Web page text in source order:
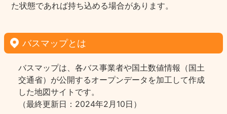
た状態であれば持ち込める場合があります。
バスマップとは
バスマップは、各バス事業者や国土数値情報（国土
交通省）が公開するオープンデータを加工して作成
した地図サイトです。
（最終更新日：2024年2月10日）